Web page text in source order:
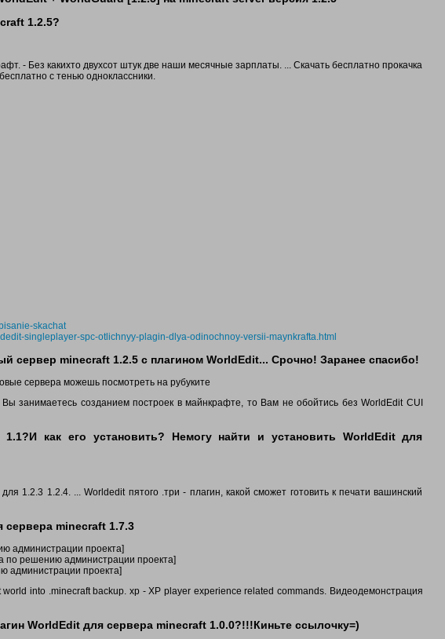
1.2.5?
- Без какихто двухсот штук две наши месячные зарплаты. ... Скачать бесплатно прокачка
с тенью одноклассники.
skachat
singleplayer-spc-otlichnyy-plagin-dlya-odinochnoy-versii-maynkrafta.html
сервер minecraft 1.2.5 с плагином WorldEdit... Срочно! Заранее спасибо!
сервера можешь посмотреть на рубуките
занимаетесь созданием построек в майнкрафте, то Вам не обойтись без WorldEdit CUI
как его установить? Немогу найти и установить WorldEdit для
1.2.3 1.2.4. ... Worldedit пятого .три - плагин, какой сможет готовить к печати вашинский
minecraft 1.7.3
администрации проекта]
по решению администрации проекта]
администрации проекта]
into .minecraft backup. xp - XP player experience related commands. Видеодемонстрация
WorldEdit для сервера minecraft 1.0.0?!!!Киньте ссылочку=)